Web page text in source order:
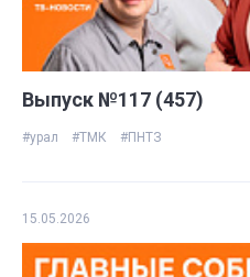
Выпуск №117 (457)
#урал #ТМК #ПНТЗ
15.05.2026